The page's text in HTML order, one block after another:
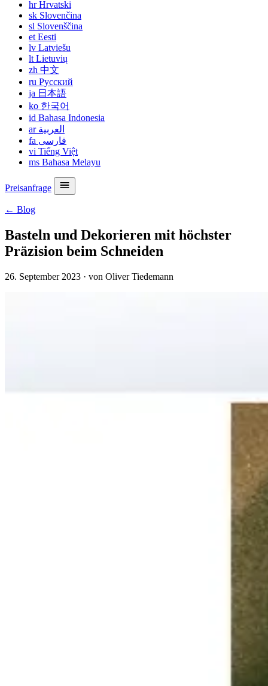
hrHrvatski
sk Slovenčina
sl Slovenščina
et Eesti
lv Latviešu
lt Lietuvių
zh 中文
ru Русский
ja 日本語
ko 한국어
id Bahasa Indonesia
ar العربية
fa فارسی
vi Tiếng Việt
ms Bahasa Melayu
Preisanfrage
← Blog
Basteln und Dekorieren mit höchster
Präzision beim Schneiden
26. September 2023 · von Oliver Tiedemann